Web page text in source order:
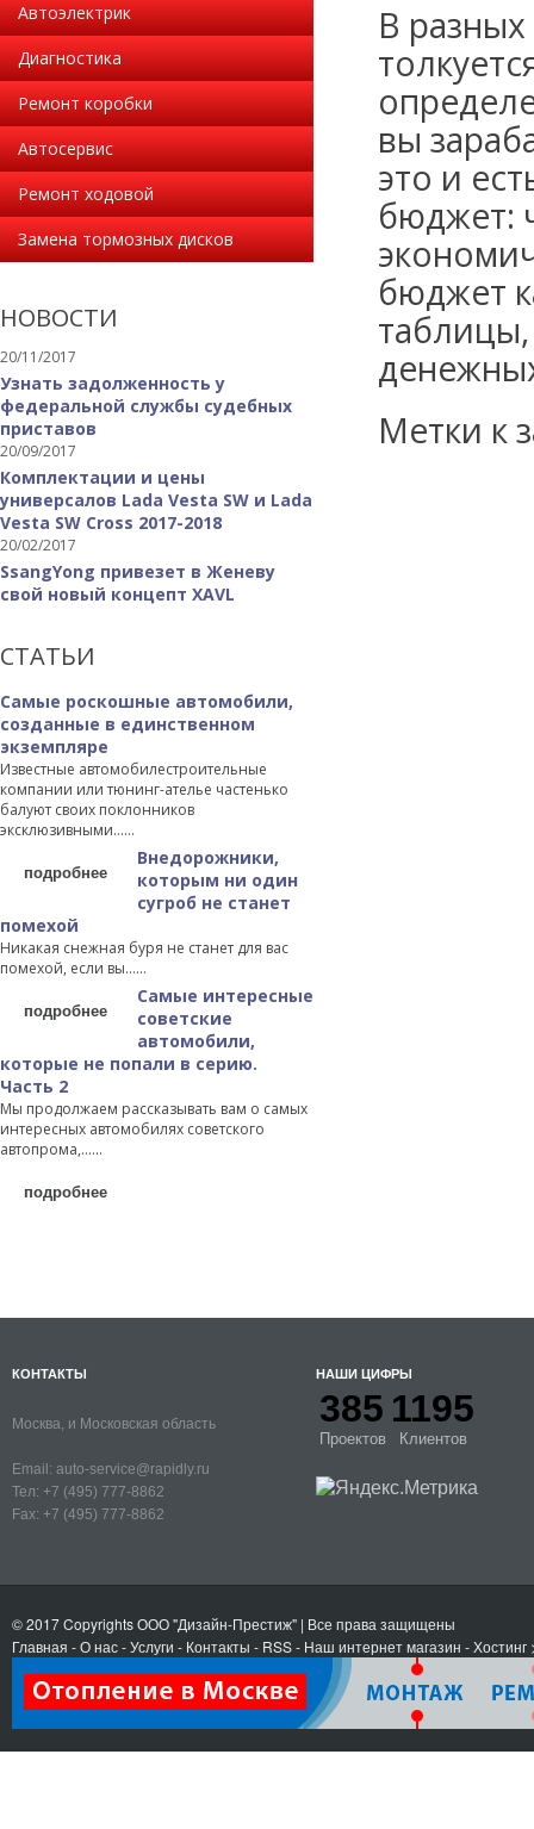
Автоэлектрик
Диагностика
Ремонт коробки
Автосервис
Ремонт ходовой
Замена тормозных дисков
НОВОСТИ
20/11/2017
Узнать задолженность у
федеральной службы судебных
приставов
20/09/2017
Комплектации и цены
универсалов Lada Vesta SW и Lada
Vesta SW Cross 2017-2018
20/02/2017
SsangYong привезет в Женеву
свой новый концепт XAVL
СТАТЬИ
Самые роскошные автомобили,
созданные в единственном
экземпляре
Известные автомобилестроительные
компании или тюнинг-ателье частенько
балуют своих поклонников
эксклюзивными…...
подробнее
Внедорожники,
которым ни один
сугроб не станет
помехой
Никакая снежная буря не станет для вас
помехой, если вы…...
подробнее
Самые интересные
советские
автомобили,
которые не попали в серию.
Часть 2
Мы продолжаем рассказывать вам о самых
интересных автомобилях советского
автопрома,…...
подробнее
В
вы
это и
бюджет:
бюджет
Метки к
КОНТАКТЫ
Москва, и Московская область
Email: auto-service@rapidly.ru
Тел: +7 (495) 777-8862
Fax: +7 (495) 777-8862
НАШИ ЦИФРЫ
385
Проектов
1195
Клиентов
© 2017 CopyrightsООО "Дизайн-Престиж" | Все права защищены
Главная -О нас-Услуги - Контакты - RSS- Наш интернет магазин -Хостинг